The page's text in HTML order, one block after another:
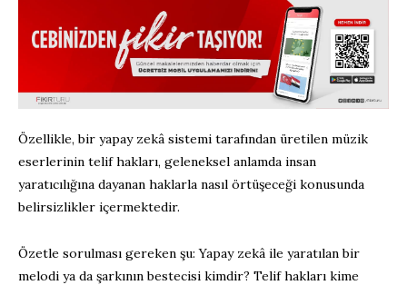
Özellikle, bir yapay zekâ sistemi tarafından üretilen müzik
eserlerinin telif hakları, geleneksel anlamda insan
yaratıcılığına dayanan haklarla nasıl örtüşeceği konusunda
belirsizlikler içermektedir.
Özetle sorulması gereken şu: Yapay zekâ ile yaratılan bir
melodi ya da şarkının bestecisi kimdir? Telif hakları kime